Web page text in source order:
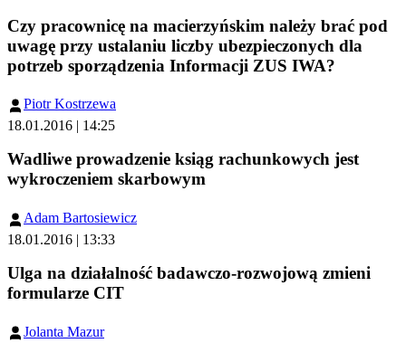
Czy pracownicę na macierzyńskim należy brać pod
uwagę przy ustalaniu liczby ubezpieczonych dla
potrzeb sporządzenia Informacji ZUS IWA?
Piotr Kostrzewa
18.01.2016 | 14:25
Wadliwe prowadzenie ksiąg rachunkowych jest
wykroczeniem skarbowym
Adam Bartosiewicz
18.01.2016 | 13:33
Ulga na działalność badawczo-rozwojową zmieni
formularze CIT
Jolanta Mazur